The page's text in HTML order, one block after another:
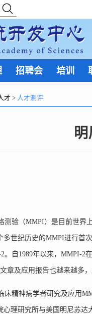
招聘会 培训
才> 人才测评
明
验（MMPI）是目前世界
多世纪历史的MMPI进行首
。自1989年以来，MMPI-2
章及应用报告也越来越多
精神病学者研究及应用
心理研究所与美国明尼苏达